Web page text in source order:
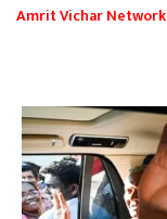
Amrit Vichar Network